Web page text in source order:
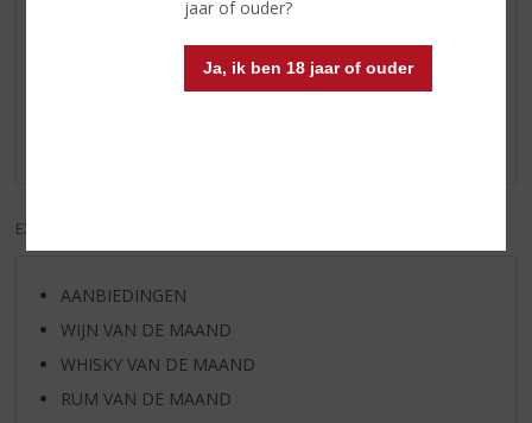
jaar of ouder?
Ja, ik ben 18 jaar of ouder
Cave d'Albret rose
EXCL. BTW
AANBIEDINGEN
WIJN VAN DE MAAND
WHISKY VAN DE MAAND
RUM VAN DE MAAND